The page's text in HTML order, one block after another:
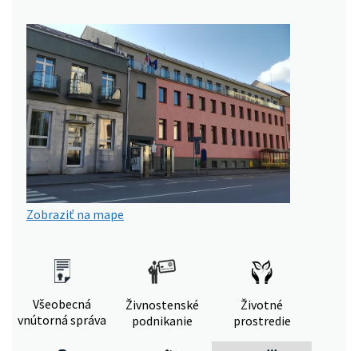
Zobraziť na mape
Všeobecná
vnútorná správa
Živnostenské
podnikanie
Životné
prostredie